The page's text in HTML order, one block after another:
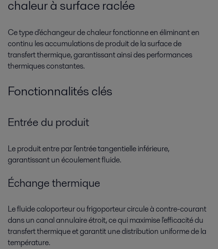
chaleur à surface raclée
Ce type d'échangeur de chaleur fonctionne en éliminant en
continu les accumulations de produit de la surface de
transfert thermique, garantissant ainsi des performances
thermiques constantes.
Fonctionnalités clés
Entrée du produit
Le produit entre par l'entrée tangentielle inférieure,
garantissant un écoulement fluide.
Échange thermique
Le fluide caloporteur ou frigoporteur circule à contre-courant
dans un canal annulaire étroit, ce qui maximise l'efficacité du
transfert thermique et garantit une distribution uniforme de la
température.